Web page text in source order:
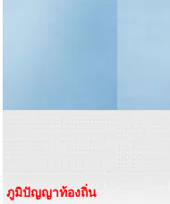
ภูมิปัญญาท้องถิ่น